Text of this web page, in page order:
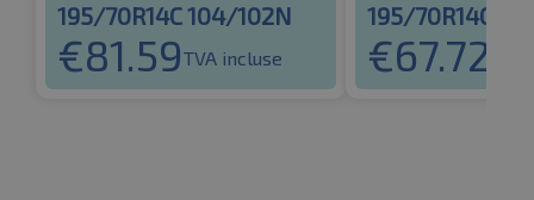
195/70R14C 104/102N
€81.59TVA incluse
195/70R14C
€67.72